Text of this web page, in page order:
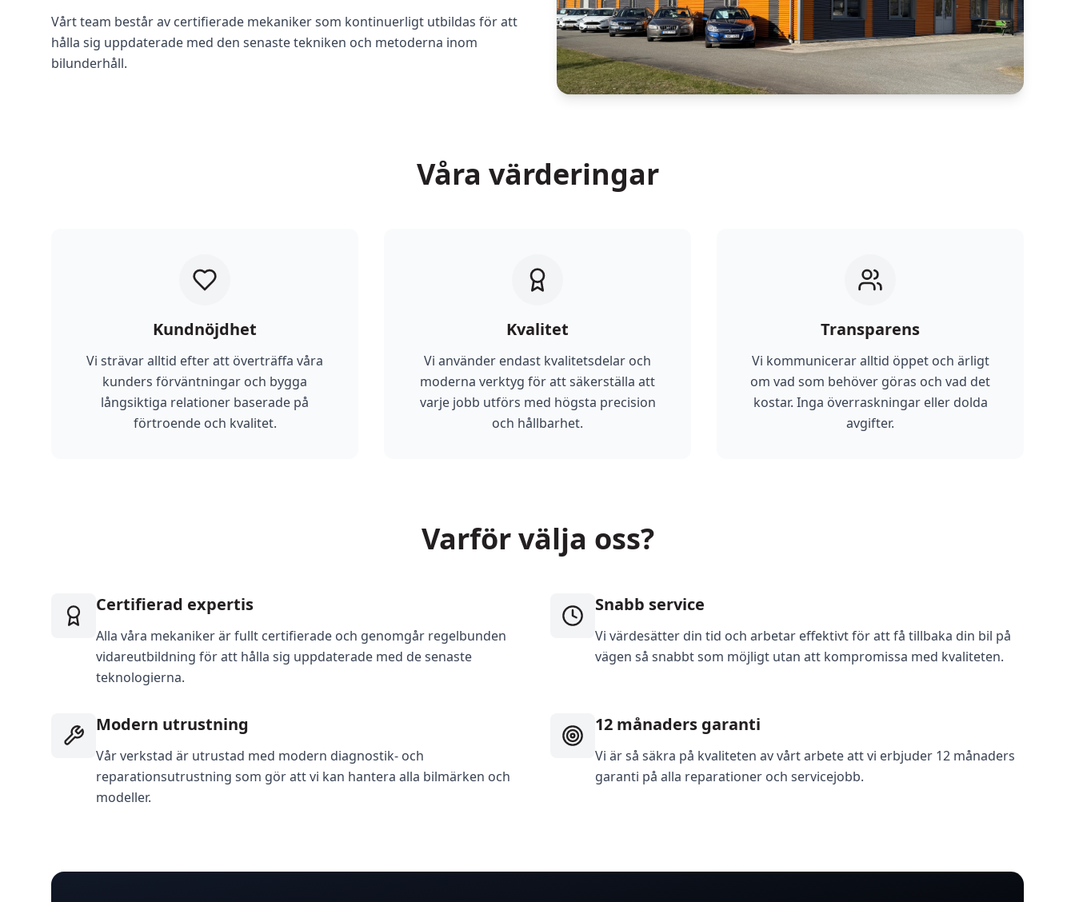
Vårt team består av certifierade mekaniker som kontinuerligt utbildas för att
hålla sig uppdaterade med den senaste tekniken och metoderna inom
bilunderhåll.
Våra värderingar
Kundnöjdhet
Vi strävar alltid efter att överträffa våra
kunders förväntningar och bygga
långsiktiga relationer baserade på
förtroende och kvalitet.
Kvalitet
Vi använder endast kvalitetsdelar och
moderna verktyg för att säkerställa att
varje jobb utförs med högsta precision
och hållbarhet.
Transparens
Vi kommunicerar alltid öppet och ärligt
om vad som behöver göras och vad det
kostar. Inga överraskningar eller dolda
avgifter.
Varför välja oss?
Certifierad expertis
Alla våra mekaniker är fullt certifierade och genomgår regelbunden
vidareutbildning för att hålla sig uppdaterade med de senaste
teknologierna.
Snabb service
Vi värdesätter din tid och arbetar effektivt för att få tillbaka din bil på
vägen så snabbt som möjligt utan att kompromissa med kvaliteten.
Modern utrustning
Vår verkstad är utrustad med modern diagnostik- och
reparationsutrustning som gör att vi kan hantera alla bilmärken och
modeller.
12 månaders garanti
Vi är så säkra på kvaliteten av vårt arbete att vi erbjuder 12 månaders
garanti på alla reparationer och servicejobb.